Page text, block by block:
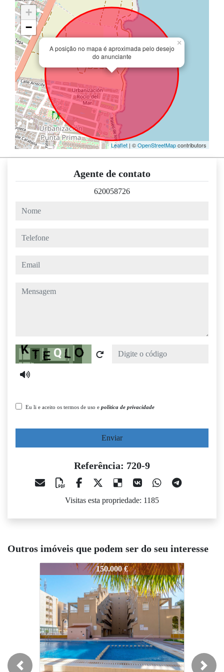
A posição no mapa é aproximada pelo desejo
do anunciante
×
+
−
Leaflet | ©OpenStreetMapcontributors
Agente de contato
620058726
nome
telefone
email
mensagem
Captcha
Eu li e aceito os termos de uso e política de privacidade
Enviar
Referência: 720-9
Visitas esta propriedade: 1185
Outros imóveis que podem ser do seu interesse
150.000 € 137.260 €